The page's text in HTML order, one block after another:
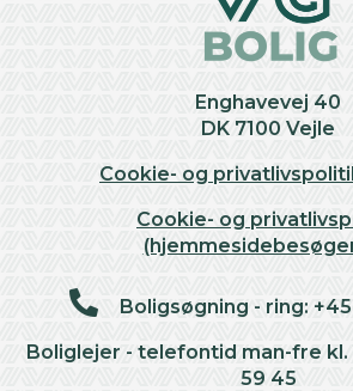
Enghavevej 40
DK 7100 Vejle
Cookie- og
Cookie- og
Boligsøgning - ring:
Boliglejer - telefontid man-fre kl.
59 45